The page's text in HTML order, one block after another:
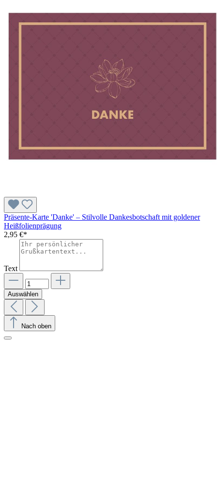
Präsente-Karte 'Danke' – Stilvolle Dankesbotschaft mit goldener
Heißfolienprägung
2,95 €*
Text
Auswählen
Nach oben